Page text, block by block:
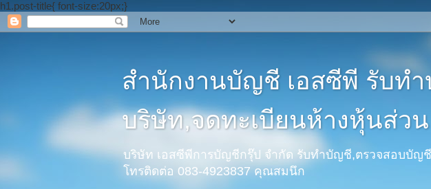
h1.post-title{ font-size:20px;}
สำนักงานบัญชี เอสซีพี รับท
บริษัท,จดทะเบียนห้างหุ้นส่วน
บริษัท เอสซีพีการบัญชีกรุ๊ป จำกัด รับทำบัญชี,ตรวจสอบบัญ
โทรติดต่อ 083-4923837 คุณสมนึก